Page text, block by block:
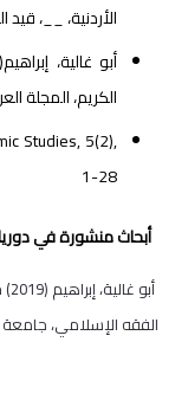
الأردنية، __، قيد
أبو غالية،
الكريم، المجلة
Studies, 5(2),
1-28
أبحاث منشورة في
الفقه الإسلامي، جامعة